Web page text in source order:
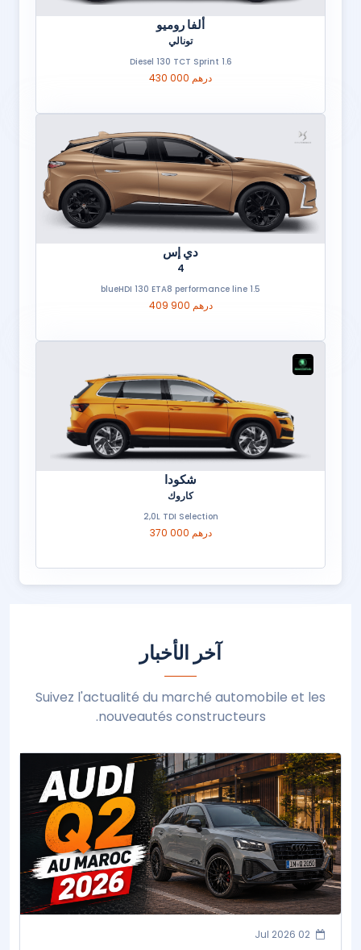
ألفا روميو
تونالي
1.6 Diesel 130 TCT Sprint
430 000 درهم
دي إس
4
1.5 blueHDI 130 ETA8 performance line
409 900 درهم
شكودا
كاروك
2,0L TDI Selection
370 000 درهم
آخر الأخبار
Suivez l'actualité du marché automobile et les
nouveautés constructeurs.